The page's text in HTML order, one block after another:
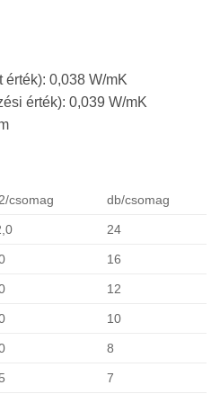
érték): 0,038 W/mK
érték): 0,039 W/mK
csomag db/csomag
24
16
12
10
8
7